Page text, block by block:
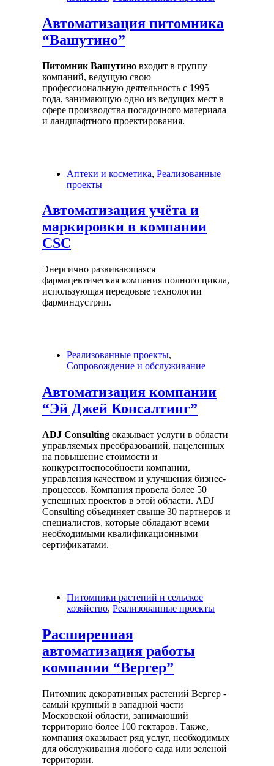
Автоматизация питомника
“Вашутино”
Питомник Вашутино входит в группу
компаний, ведущую свою
профессиональную деятельность с 1995
года, занимающую одно из ведущих мест в
сфере производства посадочного материала
и ландшафтного проектирования.
Аптеки и косметика, Реализованные
проекты
Автоматизация учёта и
маркировки в компании
CSC
Энергично развивающаяся
фармацевтическая компания полного цикла,
использующая передовые технологии
фарминдустрии.
Реализованные проекты,
Сопровождение и обслуживание
Автоматизация компании
“Эй Джей Консалтинг”
ADJ Consulting оказывает услуги в области
управляемых преобразований, нацеленных
на повышение стоимости и
конкурентоспособности компании,
управления качеством и улучшения бизнес-
процессов. Компания провела более 50
успешных проектов в этой области. ADJ
Consulting объединяет свыше 30 партнеров и
специалистов, которые обладают всеми
необходимыми квалификационными
сертификатами.
Питомники растений и сельское
хозяйство, Реализованные проекты
Расширенная
автоматизация работы
компании “Вергер”
Питомник декоративных растений Вергер -
самый крупный в западной части
Московской области, занимающий
территорию более 100 гектаров. Также,
компания оказывает ряд услуг, необходимых
для обслуживания любого сада или зеленой
территории.